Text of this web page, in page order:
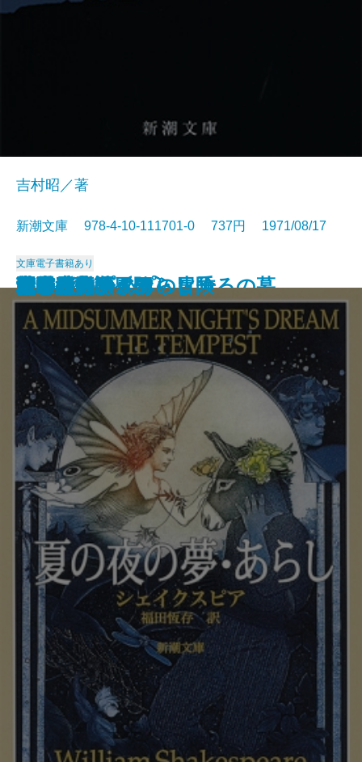
アメリカひじき・火垂るの墓
国盗り物語〔三〕
国盗り物語〔四〕
悪霊〔下〕
悪霊〔上〕
国盗り物語〔一〕
国盗り物語〔二〕
黒い画集
日常生活の冒険
戦艦武蔵
吉村昭／著
新潮文庫 978-4-10-111701-0 737円 1971/08/17
文庫電子書籍あり
夏の夜の夢・あらし
青の時代
日本三文オペラ
青春の蹉跌
ボッコちゃん
点と線
城
眼の壁
船乗りクプクプの冒険
荒野のおおかみ